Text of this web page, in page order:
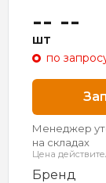
-- --
шт
по
Менеджер
на складах
Цена
Бренд